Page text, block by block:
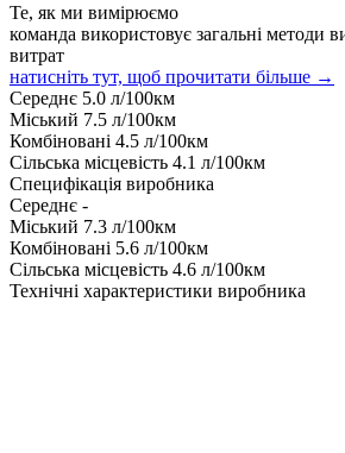
Те, як ми вимірюємо
команда використовує загальні методи
витрат
натисніть тут, щоб прочитати більше →
Середнє 5.0 л/100км
Міський 7.5 л/100км
Комбіновані 4.5 л/100км
Сільська місцевість 4.1 л/100км
Специфікація виробника
Середнє -
Міський 7.3 л/100км
Комбіновані 5.6 л/100км
Сільська місцевість 4.6 л/100км
Технічні характеристики виробника